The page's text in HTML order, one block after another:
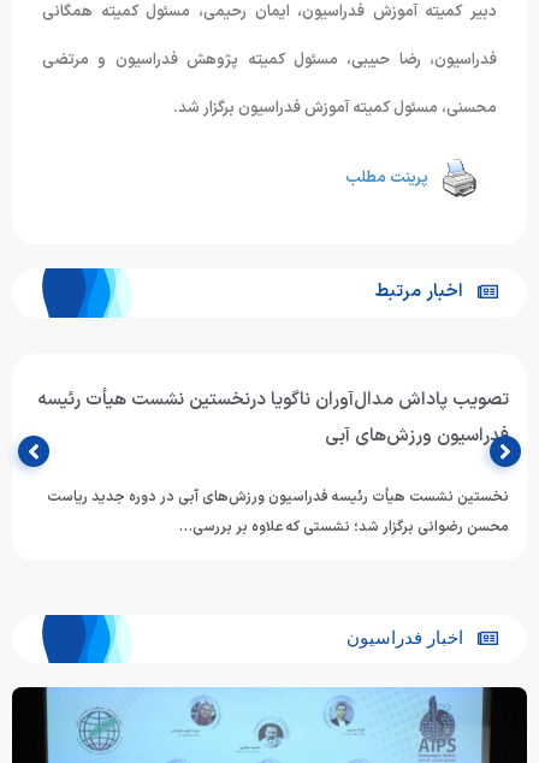
دبیر کمیته آموزش فدراسیون، ایمان رحیمی، مسئول کمیته همگانی
فدراسیون، رضا حبیبی، مسئول کمیته پژوهش فدراسیون و مرتضی
محسنی، مسئول کمیته آموزش فدراسیون برگزار شد.
پرینت مطلب
اخبار مرتبط
تصویب پاداش مدال‌آوران ناگویا درنخستین نشست هیأت رئیسه
فدراسیون ورزش‌های آبی
نخستین نشست هیأت رئیسه فدراسیون ورزش‌های آبی در دوره جدید ریاست
محسن رضوانی برگزار شد؛ نشستی که علاوه بر بررسی…
اخبار فدراسیون